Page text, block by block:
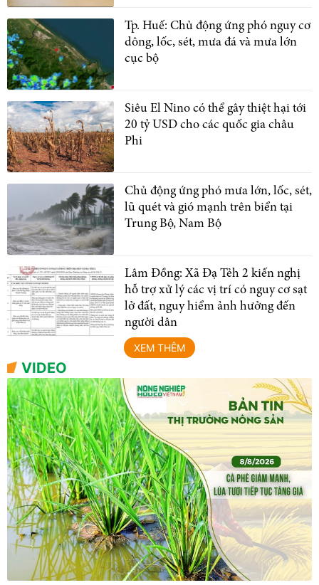
Tp. Huế: Chủ động ứng phó nguy cơ
dông, lốc, sét, mưa đá và mưa lớn
cục bộ
Siêu El Nino có thể gây thiệt hại tới
20 tỷ USD cho các quốc gia châu
Phi
Chủ động ứng phó mưa lớn, lốc, sét,
lũ quét và gió mạnh trên biển tại
Trung Bộ, Nam Bộ
Lâm Đồng: Xã Đạ Tẻh 2 kiến nghị
hỗ trợ xử lý các vị trí có nguy cơ sạt
lở đất, nguy hiểm ảnh hưởng đến
người dân
XEM THÊM
VIDEO